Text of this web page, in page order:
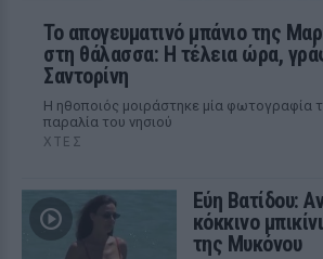
Το απογευματινό μπάνιο της
στη θάλασσα: Η τέλεια ώρα,
Σαντορίνη
Η ηθοποιός μοιράστηκε μία φωτογραφία
παραλία του νησιού
ΧΤΕΣ
Εύη Βατίδου:
κόκκινο
της Μυκόνου